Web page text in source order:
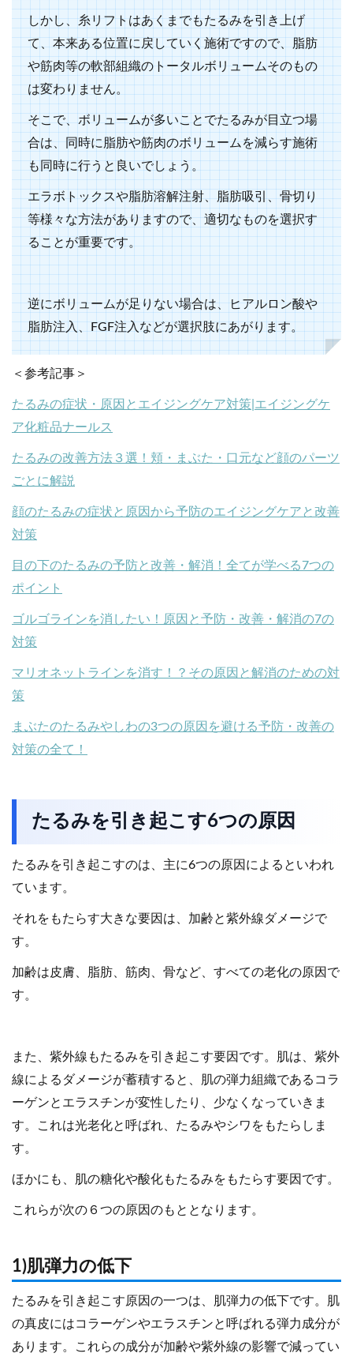
しかし、糸リフトはあくまでもたるみを引き上げ
て、本来ある位置に戻していく施術ですので、脂肪
や筋肉等の軟部組織のトータルボリュームそのもの
は変わりません。
そこで、ボリュームが多いことでたるみが目立つ場
合は、同時に脂肪や筋肉のボリュームを減らす施術
も同時に行うと良いでしょう。
エラボトックスや脂肪溶解注射、脂肪吸引、骨切り
等様々な方法がありますので、適切なものを選択す
ることが重要です。
逆にボリュームが足りない場合は、ヒアルロン酸や
脂肪注入、FGF注入などが選択肢にあがります。
＜参考記事＞
たるみの症状・原因とエイジングケア対策|エイジングケ
ア化粧品ナールス
たるみの改善方法３選！頬・まぶた・口元など顔のパーツ
ごとに解説
顔のたるみの症状と原因から予防のエイジングケアと改善
対策
目の下のたるみの予防と改善・解消！全てが学べる7つの
ポイント
ゴルゴラインを消したい！原因と予防・改善・解消の7の
対策
マリオネットラインを消す！？その原因と解消のための対
策
まぶたのたるみやしわの3つの原因を避ける予防・改善の
対策の全て！
たるみを引き起こす6つの原因
たるみを引き起こすのは、主に6つの原因によるといわれ
ています。
それをもたらす大きな要因は、加齢と紫外線ダメージで
す。
加齢は皮膚、脂肪、筋肉、骨など、すべての老化の原因で
す。
また、紫外線もたるみを引き起こす要因です。肌は、紫外
線によるダメージが蓄積すると、肌の弾力組織であるコラ
ーゲンとエラスチンが変性したり、少なくなっていきま
す。これは光老化と呼ばれ、たるみやシワをもたらしま
す。
ほかにも、肌の糖化や酸化もたるみをもたらす要因です。
これらが次の６つの原因のもととなります。
1)肌弾力の低下
たるみを引き起こす原因の一つは、肌弾力の低下です。肌
の真皮にはコラーゲンやエラスチンと呼ばれる弾力成分が
あります。これらの成分が加齢や紫外線の影響で減ってい